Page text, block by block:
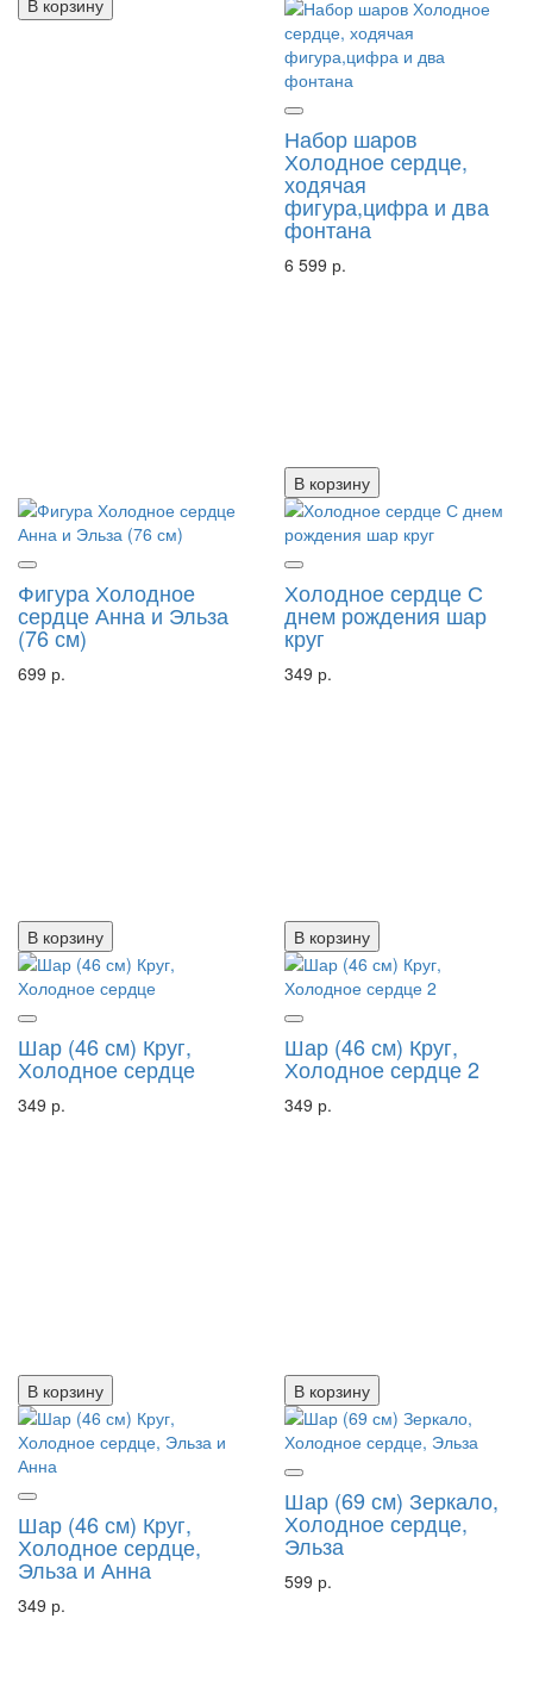
Набор шаров
Холодное сердце,
ходячая
фигура,цифра и два
фонтана
6 599 р.
В корзину
Фигура Холодное
сердце Анна и Эльза
(76 см)
699 р.
В корзину
Холодное сердце С
днем рождения шар
круг
349 р.
В корзину
Шар (46 см) Круг,
Холодное сердце
349 р.
В корзину
Шар (46 см) Круг,
Холодное сердце 2
349 р.
В корзину
Шар (46 см) Круг,
Холодное сердце,
Эльза и Анна
349 р.
Шар (69 см) Зеркало,
Холодное сердце,
Эльза
599 р.